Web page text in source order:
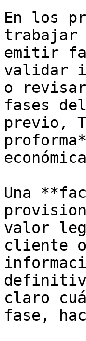
En los
trabajar
emitir
validar
o
fases
previo,
Una
valor
cliente
claro
fase,